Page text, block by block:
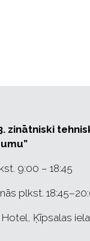
zinātniski
9:00 – 18:45
plkst.
Hotel, Ķīpsalas